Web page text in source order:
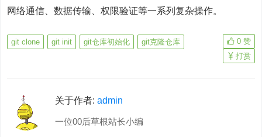
网络通信、数据传输、权限验证等一系列复杂操作。
git clone git init git仓库初始化 git克隆仓库 0 赞
打赏
关于作者:admin
一位00后草根站长小编